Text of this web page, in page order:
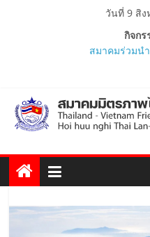
วันที่ 9 สิ
กิจกร
สมาคมร่วมน
ร่วมคณะติดตา
รัฐมนตรีว่ากา
ผู้นำเวียดนาม-
Forum 2026
นายกสมาคมฯ
“The Woven